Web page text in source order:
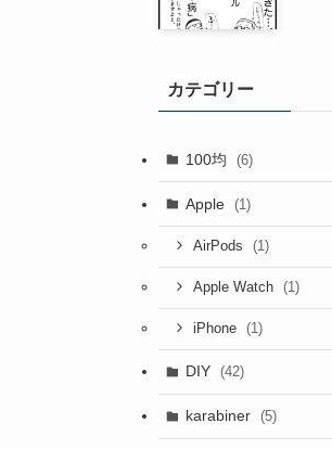
カテゴリー
100均 (6)
Apple (1)
AirPods (1)
Apple Watch (1)
iPhone (1)
DIY (42)
karabiner (5)